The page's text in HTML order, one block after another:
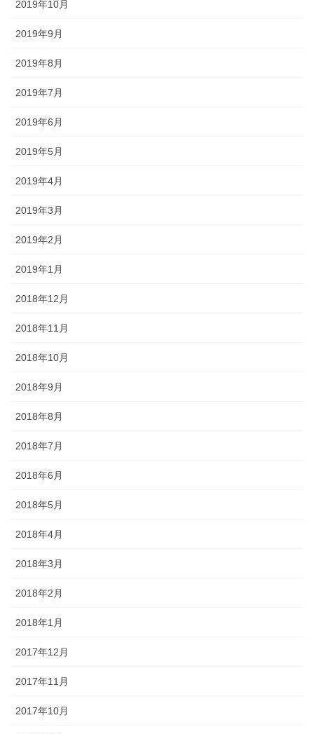
2019年10月
2019年9月
2019年8月
2019年7月
2019年6月
2019年5月
2019年4月
2019年3月
2019年2月
2019年1月
2018年12月
2018年11月
2018年10月
2018年9月
2018年8月
2018年7月
2018年6月
2018年5月
2018年4月
2018年3月
2018年2月
2018年1月
2017年12月
2017年11月
2017年10月